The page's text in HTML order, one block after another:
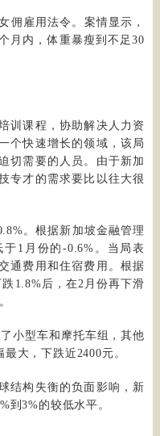
佣雇用法令。案情显示，
月内，体重暴瘦到不足30
训课程，协助解决人力资
个快速增长的领域，该局
切需要的人员。由于新加
专才的需求要比以往大很
。根据新加坡金融管理
1月份的-0.6%。当局表
通费用和住宿费用。根据
1.8%后，在2月份再下滑
小型车和摩托车组，其他
大，下跌近2400元。
结构失衡的负面影响，新
到3%的较低水平。